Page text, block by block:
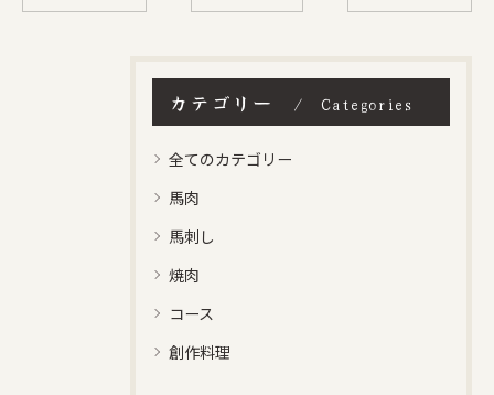
カテゴリー Categories
全てのカテゴリー
馬肉
馬刺し
焼肉
コース
創作料理